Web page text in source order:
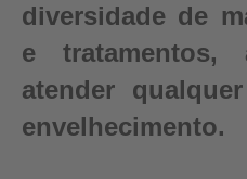
diversidade de
e tratamentos,
atender
envelhecimento.